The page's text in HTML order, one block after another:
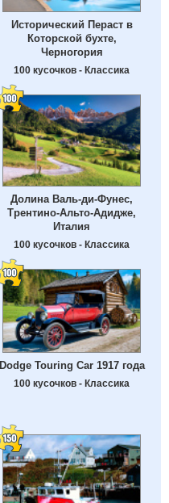
Исторический Пераст в
Которской бухте,
Черногория
100 кусочков - Классика
Долина Валь-ди-Фунес,
Трентино-Альто-Адидже,
Италия
100 кусочков - Классика
Dodge Touring Car 1917 года
100 кусочков - Классика